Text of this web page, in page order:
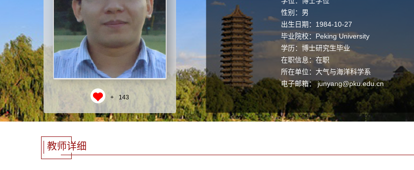
+ 143
性别：男
出生日期：1984-10-27
毕业院校：Peking University
学历：博士研究生毕业
在职信息：在职
所在单位：大气与海洋科学系
电子邮箱： junyang@pku.edu.cn
教师详细